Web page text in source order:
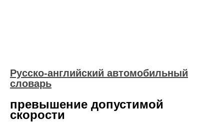
Русско-английский автомобильный
словарь
превышение допустимой
скорости